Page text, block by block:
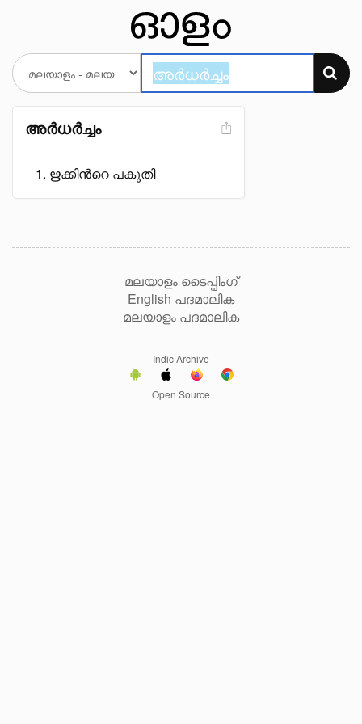
അർധർച്ചം
ഋക്കിൻറെ പകുതി
മലയാളം ടൈപ്പിംഗ്
English പദമാലിക
മലയാളം പദമാലിക
Indic Archive
Open Source